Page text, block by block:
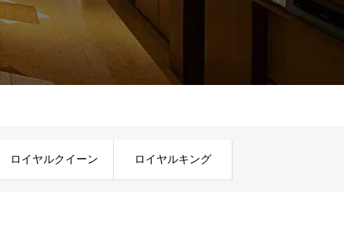
ロイヤルクイーン ロイヤルキング